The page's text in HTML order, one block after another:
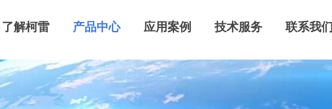
了解柯雷 产品中心 应用案例 技术服务 联系我们